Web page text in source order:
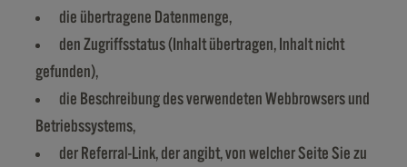
die übertragene Datenmenge,
den Zugriffsstatus (Inhalt übertragen, Inhalt nicht
gefunden),
die Beschreibung des verwendeten Webbrowsers und
Betriebssystems,
der Referral-Link, der angibt, von welcher Seite Sie zu